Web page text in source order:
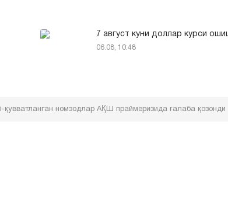
7 август куни доллар курси
06.08, 10:48
номзодлар АҚШ праймеризида ғалаба қозонди